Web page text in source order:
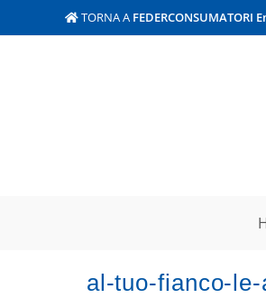
TORNA A FEDERCONSUMATORI
al-tuo-fianco-